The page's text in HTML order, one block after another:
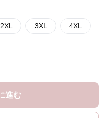
2XL 3XL 4XL
進む